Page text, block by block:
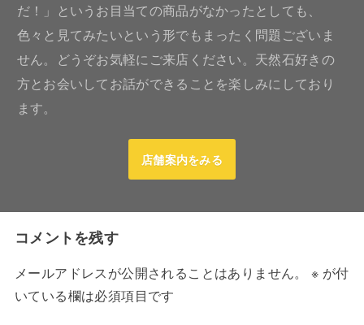
だ！」というお目当ての商品がなかったとしても、
色々と見てみたいという形でもまったく問題ございま
せん。どうぞお気軽にご来店ください。天然石好きの
方とお会いしてお話ができることを楽しみにしており
ます。
店舗案内をみる
コメントを残す
メールアドレスが公開されることはありません。 ※ が付
いている欄は必須項目です